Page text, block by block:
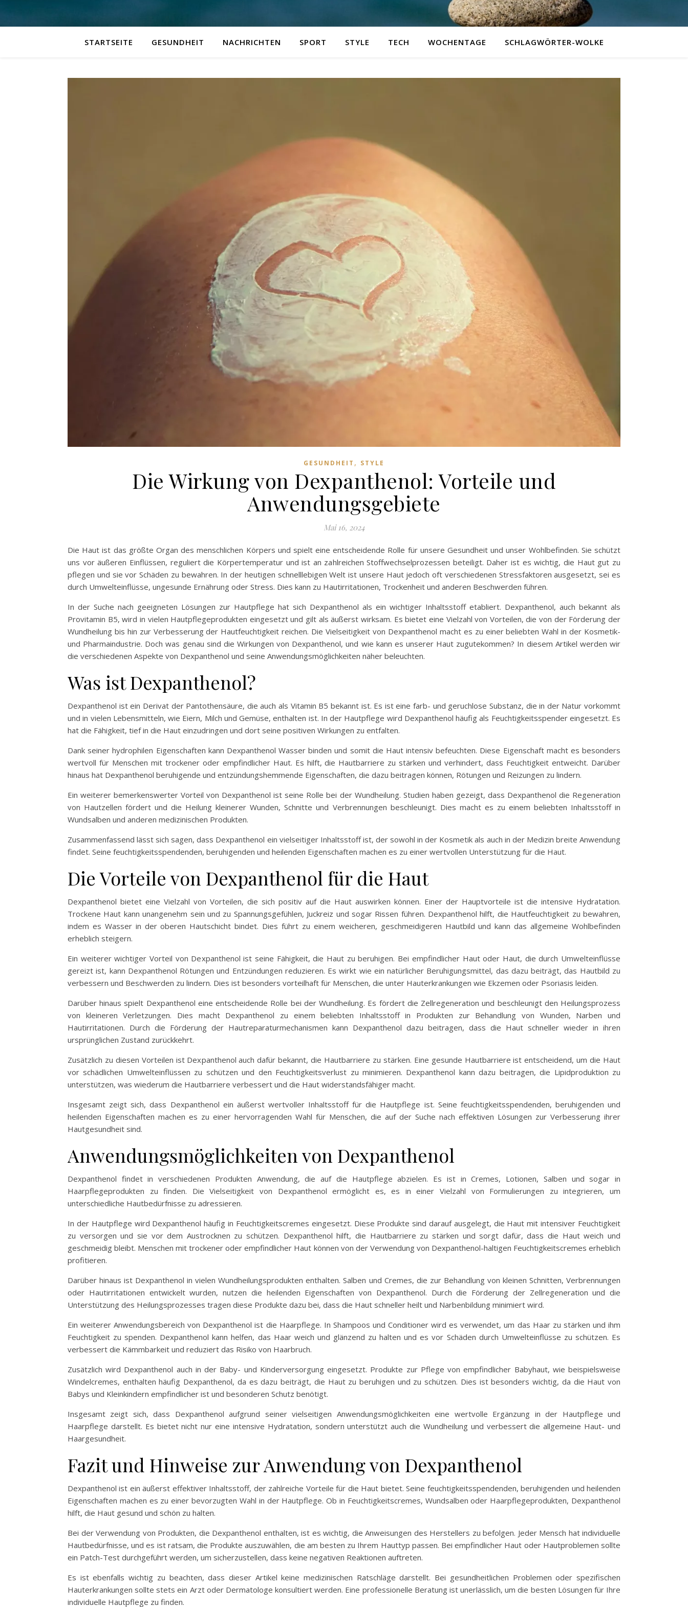
STARTSEITE GESUNDHEIT NACHRICHTEN SPORT STYLE TECH WOCHENTAGE SCHLAGWÖRTER-WOLKE
GESUNDHEIT , STYLE
Die Wirkung von Dexpanthenol: Vorteile und
Anwendungsgebiete
Mai 16, 2024
Die Haut ist das größte Organ des menschlichen Körpers und spielt eine entscheidende Rolle für unsere Gesundheit und unser Wohlbefinden. Sie schützt
uns vor äußeren Einflüssen, reguliert die Körpertemperatur und ist an zahlreichen Stoffwechselprozessen beteiligt. Daher ist es wichtig, die Haut gut zu
pflegen und sie vor Schäden zu bewahren. In der heutigen schnelllebigen Welt ist unsere Haut jedoch oft verschiedenen Stressfaktoren ausgesetzt, sei es
durch Umwelteinflüsse, ungesunde Ernährung oder Stress. Dies kann zu Hautirritationen, Trockenheit und anderen Beschwerden führen.
In der Suche nach geeigneten Lösungen zur Hautpflege hat sich Dexpanthenol als ein wichtiger Inhaltsstoff etabliert. Dexpanthenol, auch bekannt als
Provitamin B5, wird in vielen Hautpflegeprodukten eingesetzt und gilt als äußerst wirksam. Es bietet eine Vielzahl von Vorteilen, die von der Förderung der
Wundheilung bis hin zur Verbesserung der Hautfeuchtigkeit reichen. Die Vielseitigkeit von Dexpanthenol macht es zu einer beliebten Wahl in der Kosmetik-
und Pharmaindustrie. Doch was genau sind die Wirkungen von Dexpanthenol, und wie kann es unserer Haut zugutekommen? In diesem Artikel werden wir
die verschiedenen Aspekte von Dexpanthenol und seine Anwendungsmöglichkeiten näher beleuchten.
Was ist Dexpanthenol?
Dexpanthenol ist ein Derivat der Pantothensäure, die auch als Vitamin B5 bekannt ist. Es ist eine farb- und geruchlose Substanz, die in der Natur vorkommt
und in vielen Lebensmitteln, wie Eiern, Milch und Gemüse, enthalten ist. In der Hautpflege wird Dexpanthenol häufig als Feuchtigkeitsspender eingesetzt. Es
hat die Fähigkeit, tief in die Haut einzudringen und dort seine positiven Wirkungen zu entfalten.
Dank seiner hydrophilen Eigenschaften kann Dexpanthenol Wasser binden und somit die Haut intensiv befeuchten. Diese Eigenschaft macht es besonders
wertvoll für Menschen mit trockener oder empfindlicher Haut. Es hilft, die Hautbarriere zu stärken und verhindert, dass Feuchtigkeit entweicht. Darüber
hinaus hat Dexpanthenol beruhigende und entzündungshemmende Eigenschaften, die dazu beitragen können, Rötungen und Reizungen zu lindern.
Ein weiterer bemerkenswerter Vorteil von Dexpanthenol ist seine Rolle bei der Wundheilung. Studien haben gezeigt, dass Dexpanthenol die Regeneration
von Hautzellen fördert und die Heilung kleinerer Wunden, Schnitte und Verbrennungen beschleunigt. Dies macht es zu einem beliebten Inhaltsstoff in
Wundsalben und anderen medizinischen Produkten.
Zusammenfassend lässt sich sagen, dass Dexpanthenol ein vielseitiger Inhaltsstoff ist, der sowohl in der Kosmetik als auch in der Medizin breite Anwendung
findet. Seine feuchtigkeitsspendenden, beruhigenden und heilenden Eigenschaften machen es zu einer wertvollen Unterstützung für die Haut.
Die Vorteile von Dexpanthenol für die Haut
Dexpanthenol bietet eine Vielzahl von Vorteilen, die sich positiv auf die Haut auswirken können. Einer der Hauptvorteile ist die intensive Hydratation.
Trockene Haut kann unangenehm sein und zu Spannungsgefühlen, Juckreiz und sogar Rissen führen. Dexpanthenol hilft, die Hautfeuchtigkeit zu bewahren,
indem es Wasser in der oberen Hautschicht bindet. Dies führt zu einem weicheren, geschmeidigeren Hautbild und kann das allgemeine Wohlbefinden
erheblich steigern.
Ein weiterer wichtiger Vorteil von Dexpanthenol ist seine Fähigkeit, die Haut zu beruhigen. Bei empfindlicher Haut oder Haut, die durch Umwelteinflüsse
gereizt ist, kann Dexpanthenol Rötungen und Entzündungen reduzieren. Es wirkt wie ein natürlicher Beruhigungsmittel, das dazu beiträgt, das Hautbild zu
verbessern und Beschwerden zu lindern. Dies ist besonders vorteilhaft für Menschen, die unter Hauterkrankungen wie Ekzemen oder Psoriasis leiden.
Darüber hinaus spielt Dexpanthenol eine entscheidende Rolle bei der Wundheilung. Es fördert die Zellregeneration und beschleunigt den Heilungsprozess
von kleineren Verletzungen. Dies macht Dexpanthenol zu einem beliebten Inhaltsstoff in Produkten zur Behandlung von Wunden, Narben und
Hautirritationen. Durch die Förderung der Hautreparaturmechanismen kann Dexpanthenol dazu beitragen, dass die Haut schneller wieder in ihren
ursprünglichen Zustand zurückkehrt.
Zusätzlich zu diesen Vorteilen ist Dexpanthenol auch dafür bekannt, die Hautbarriere zu stärken. Eine gesunde Hautbarriere ist entscheidend, um die Haut
vor schädlichen Umwelteinflüssen zu schützen und den Feuchtigkeitsverlust zu minimieren. Dexpanthenol kann dazu beitragen, die Lipidproduktion zu
unterstützen, was wiederum die Hautbarriere verbessert und die Haut widerstandsfähiger macht.
Insgesamt zeigt sich, dass Dexpanthenol ein äußerst wertvoller Inhaltsstoff für die Hautpflege ist. Seine feuchtigkeitsspendenden, beruhigenden und
heilenden Eigenschaften machen es zu einer hervorragenden Wahl für Menschen, die auf der Suche nach effektiven Lösungen zur Verbesserung ihrer
Hautgesundheit sind.
Anwendungsmöglichkeiten von Dexpanthenol
Dexpanthenol findet in verschiedenen Produkten Anwendung, die auf die Hautpflege abzielen. Es ist in Cremes, Lotionen, Salben und sogar in
Haarpflegeprodukten zu finden. Die Vielseitigkeit von Dexpanthenol ermöglicht es, es in einer Vielzahl von Formulierungen zu integrieren, um
unterschiedliche Hautbedürfnisse zu adressieren.
In der Hautpflege wird Dexpanthenol häufig in Feuchtigkeitscremes eingesetzt. Diese Produkte sind darauf ausgelegt, die Haut mit intensiver Feuchtigkeit
zu versorgen und sie vor dem Austrocknen zu schützen. Dexpanthenol hilft, die Hautbarriere zu stärken und sorgt dafür, dass die Haut weich und
geschmeidig bleibt. Menschen mit trockener oder empfindlicher Haut können von der Verwendung von Dexpanthenol-haltigen Feuchtigkeitscremes erheblich
profitieren.
Darüber hinaus ist Dexpanthenol in vielen Wundheilungsprodukten enthalten. Salben und Cremes, die zur Behandlung von kleinen Schnitten, Verbrennungen
oder Hautirritationen entwickelt wurden, nutzen die heilenden Eigenschaften von Dexpanthenol. Durch die Förderung der Zellregeneration und die
Unterstützung des Heilungsprozesses tragen diese Produkte dazu bei, dass die Haut schneller heilt und Narbenbildung minimiert wird.
Ein weiterer Anwendungsbereich von Dexpanthenol ist die Haarpflege. In Shampoos und Conditioner wird es verwendet, um das Haar zu stärken und ihm
Feuchtigkeit zu spenden. Dexpanthenol kann helfen, das Haar weich und glänzend zu halten und es vor Schäden durch Umwelteinflüsse zu schützen. Es
verbessert die Kämmbarkeit und reduziert das Risiko von Haarbruch.
Zusätzlich wird Dexpanthenol auch in der Baby- und Kinderversorgung eingesetzt. Produkte zur Pflege von empfindlicher Babyhaut, wie beispielsweise
Windelcremes, enthalten häufig Dexpanthenol, da es dazu beiträgt, die Haut zu beruhigen und zu schützen. Dies ist besonders wichtig, da die Haut von
Babys und Kleinkindern empfindlicher ist und besonderen Schutz benötigt.
Insgesamt zeigt sich, dass Dexpanthenol aufgrund seiner vielseitigen Anwendungsmöglichkeiten eine wertvolle Ergänzung in der Hautpflege und
Haarpflege darstellt. Es bietet nicht nur eine intensive Hydratation, sondern unterstützt auch die Wundheilung und verbessert die allgemeine Haut- und
Haargesundheit.
Fazit und Hinweise zur Anwendung von Dexpanthenol
Dexpanthenol ist ein äußerst effektiver Inhaltsstoff, der zahlreiche Vorteile für die Haut bietet. Seine feuchtigkeitsspendenden, beruhigenden und heilenden
Eigenschaften machen es zu einer bevorzugten Wahl in der Hautpflege. Ob in Feuchtigkeitscremes, Wundsalben oder Haarpflegeprodukten, Dexpanthenol
hilft, die Haut gesund und schön zu halten.
Bei der Verwendung von Produkten, die Dexpanthenol enthalten, ist es wichtig, die Anweisungen des Herstellers zu befolgen. Jeder Mensch hat individuelle
Hautbedürfnisse, und es ist ratsam, die Produkte auszuwählen, die am besten zu Ihrem Hauttyp passen. Bei empfindlicher Haut oder Hautproblemen sollte
ein Patch-Test durchgeführt werden, um sicherzustellen, dass keine negativen Reaktionen auftreten.
Es ist ebenfalls wichtig zu beachten, dass dieser Artikel keine medizinischen Ratschläge darstellt. Bei gesundheitlichen Problemen oder spezifischen
Hauterkrankungen sollte stets ein Arzt oder Dermatologe konsultiert werden. Eine professionelle Beratung ist unerlässlich, um die besten Lösungen für Ihre
individuelle Hautpflege zu finden.